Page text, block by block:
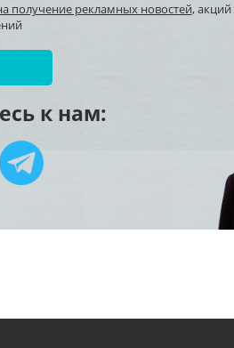
получение рекламных новостей, акций
к нам: